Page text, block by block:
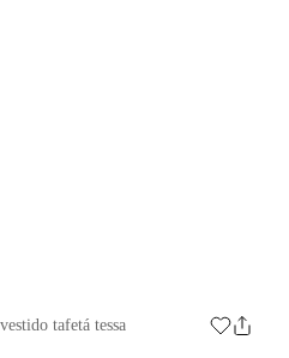
vestido tafetá tessa